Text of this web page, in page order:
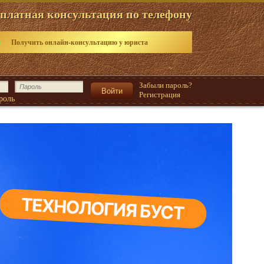
консультация по телефону
Получить онлайн-консультацию у юриста
Забыли пароль?
Регистрация